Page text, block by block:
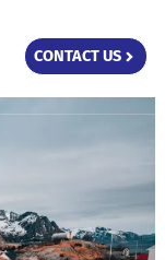
CONTACT US